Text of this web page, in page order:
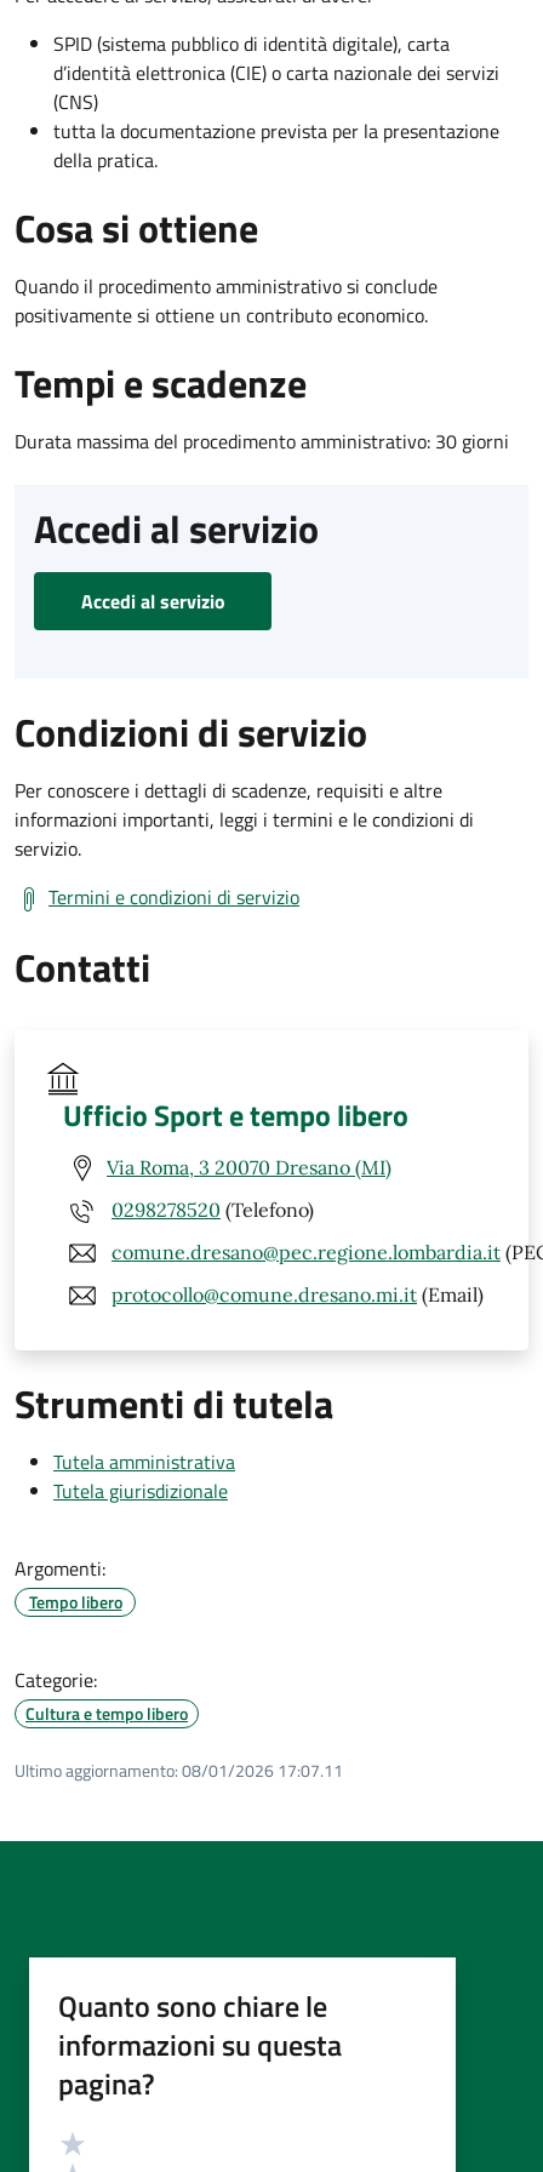
SPID (sistema pubblico di identità digitale), carta
d’identità elettronica (CIE) o carta nazionale dei servizi
(CNS)
tutta la documentazione prevista per la presentazione
della pratica.
Cosa si ottiene
Quando il procedimento amministrativo si conclude
positivamente si ottiene un contributo economico.
Tempi e scadenze
Durata massima del procedimento amministrativo: 30 giorni
Accedi al servizio
Accedi al servizio
Condizioni di servizio
Per conoscere i dettagli di scadenze, requisiti e altre
informazioni importanti, leggi i termini e le condizioni di
servizio.
Termini e condizioni di servizio
Contatti
Ufficio Sport e tempo libero
Via Roma, 3 20070 Dresano (MI)
0298278520 (Telefono)
comune.dresano@pec.regione.lombardia.it
protocollo@comune.dresano.mi.it (Email)
Strumenti di tutela
Tutela amministrativa
Tutela giurisdizionale
Argomenti:
Tempo libero
Categorie:
Cultura e tempo libero
Ultimo aggiornamento:08/01/2026 17:07.11
Quanto sono chiare le
informazioni su questa
pagina?
Valutazione